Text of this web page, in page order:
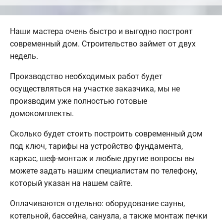
Наши мастера очень быстро и выгодно построят
современный дом. Строительство займет от двух
недель.
Производство необходимых работ будет
осуществляться на участке заказчика, мы не
производим уже полностью готовые
домокомплекты.
Сколько будет стоить построить современный дом
под ключ, тарифы на устройство фундамента,
каркас, шеф-монтаж и любые другие вопросы вы
можете задать нашим специалистам по телефону,
который указан на нашем сайте.
Оплачиваются отдельно: оборудование сауны,
котельной, бассейна, санузла, а также монтаж печки